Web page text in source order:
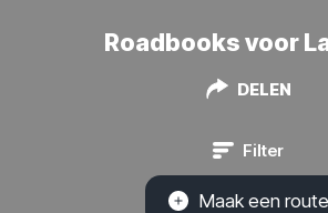
Roadbooks voor
DELEN
Filter
Maak een route